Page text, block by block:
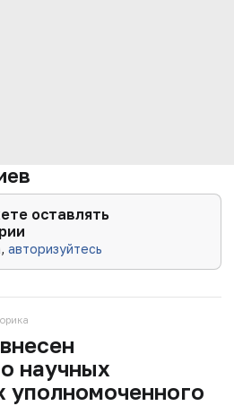
оставлять
авторизуйтесь
научных
уполномоченного